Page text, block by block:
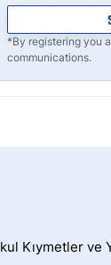
*By registering you
communications.
Kıymetler ve